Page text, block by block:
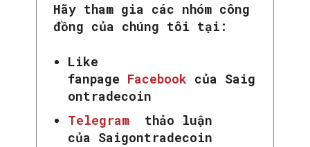
Hãy tham gia các nhóm công
đồng của chúng tôi tại:
Like
fanpage Facebook của Saig
ontradecoin
Telegram
thảo luận
của Saigontradecoin